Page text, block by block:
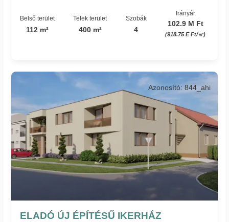
Belső terület
112 m²
Telek terület
400 m²
Szobák
4
Irányár
102.9 M Ft
(918.75 E Ft/㎡)
ELADÓ ÚJ ÉPÍTÉSŰ IKERHÁZ
Azonosító: 844_ahi